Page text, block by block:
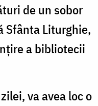
de un sobor
Sfânta Liturghie,
a bibliotecii
va avea loc o